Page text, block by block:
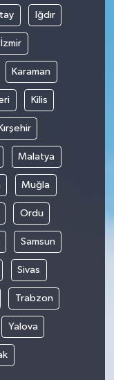
Iğdır
İzmir
Karaman
Kilis
Kırşehir
Malatya
Muğla
Ordu
Samsun
Sivas
Trabzon
Yalova